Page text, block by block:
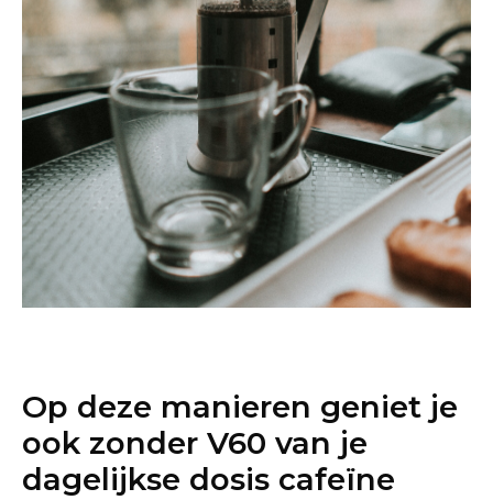
Op deze manieren geniet je
ook zonder V60 van je
dagelijkse dosis cafeïne